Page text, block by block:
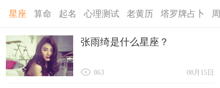
星座 算命 起名 心理测试 老黄历 塔罗牌占卜
张雨绮是什么星座？
08月15日
863